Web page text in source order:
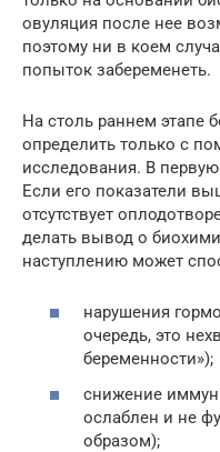
овуляция после нее
поэтому ни в коем
попыток забеременеть.
На столь раннем этапе
определить только с
исследования. В
Если его показатели
отсутствует
делать вывод о
наступлению может
нарушения
очередь, это
беременности»);
снижение
ослаблен и не
образом);